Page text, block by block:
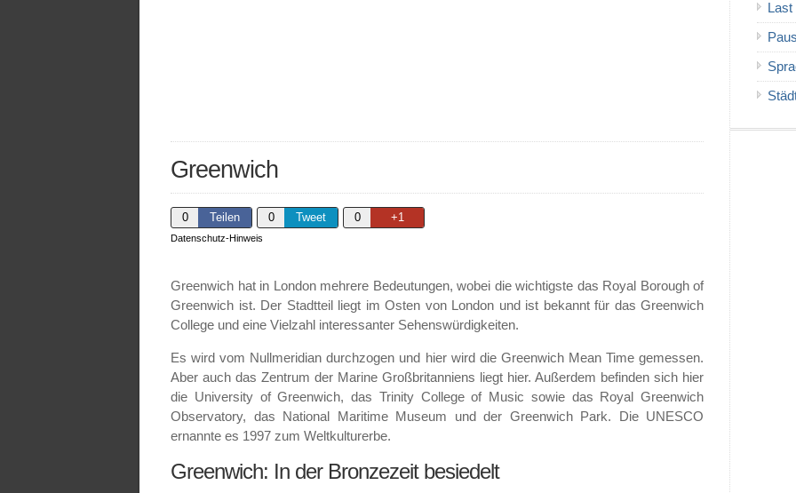
Greenwich
0 Teilen 0 Tweet 0 +1
Datenschutz-Hinweis
Greenwich hat in London mehrere Bedeutungen, wobei die wichtigste das Royal Borough of
Greenwich ist. Der Stadtteil liegt im Osten von London und ist bekannt für das Greenwich
College und eine Vielzahl interessanter Sehenswürdigkeiten.
Es wird vom Nullmeridian durchzogen und hier wird die Greenwich Mean Time gemessen.
Aber auch das Zentrum der Marine Großbritanniens liegt hier. Außerdem befinden sich hier
die University of Greenwich, das Trinity College of Music sowie das Royal Greenwich
Observatory, das National Maritime Museum und der Greenwich Park. Die UNESCO
ernannte es 1997 zum Weltkulturerbe.
Greenwich: In der Bronzezeit besiedelt